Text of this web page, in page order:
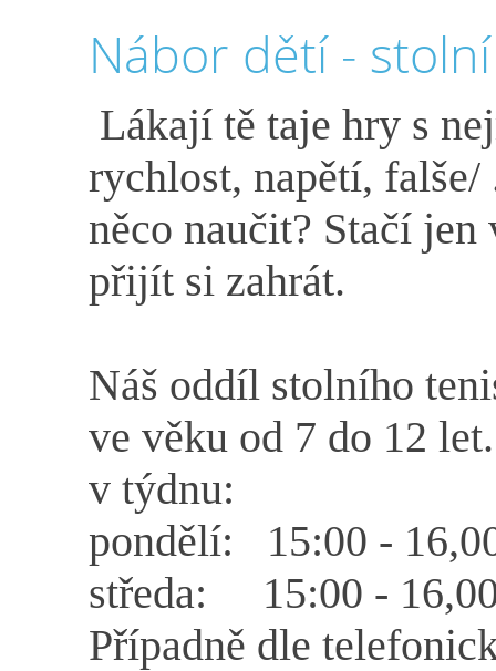
Nábor dětí -
Lákají tě taje hry s
rychlost, napětí,
něco naučit? Stačí
přijít si zahrát.
Náš oddíl stolního
ve věku od 7 do 12
v týdnu:
pondělí: 15:00 -
středa: 15:00 -
Případně dle